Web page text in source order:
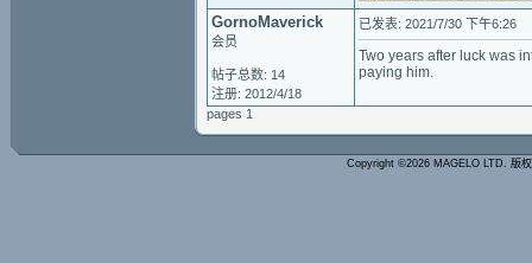
GornoMaverick
会员
帖子总数: 14
注册: 2012/4/18
已发表: 2021/7/30 下午6:26
Two years after luck was
paying him.
pages 1
Copyright ©2026 MAGELO LTD. 版